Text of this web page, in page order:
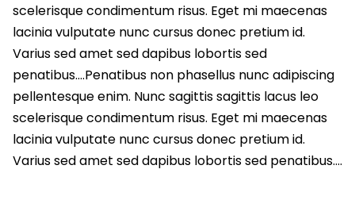
scelerisque condimentum risus. Eget mi maecenas
lacinia vulputate nunc cursus donec pretium id.
Varius sed amet sed dapibus lobortis sed
penatibus….Penatibus non phasellus nunc adipiscing
pellentesque enim. Nunc sagittis sagittis lacus leo
scelerisque condimentum risus. Eget mi maecenas
lacinia vulputate nunc cursus donec pretium id.
Varius sed amet sed dapibus lobortis sed penatibus….